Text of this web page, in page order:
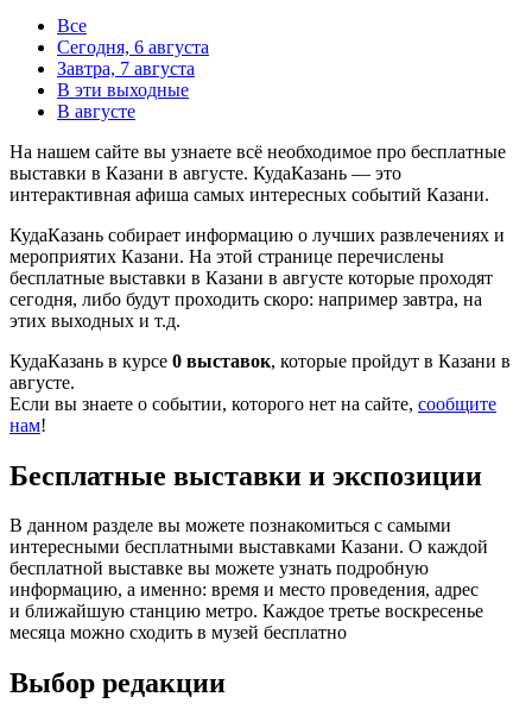
Все
Сегодня, 6 августа
Завтра, 7 августа
В эти выходные
В августе
На нашем сайте вы узнаете всё необходимое про бесплатные
выставки в Казани в августе. КудаКазань — это
интерактивная афиша самых интересных событий Казани.
КудаКазань собирает информацию о лучших развлечениях и
мероприятих Казани. На этой странице перечислены
бесплатные выставки в Казани в августе которые проходят
сегодня, либо будут проходить скоро: например завтра, на
этих выходных и т.д.
КудаКазань в курсе 0 выставок, которые пройдут в Казани в
августе.
Если вы знаете о событии, которого нет на сайте, сообщите
нам!
Бесплатные выставки и экспозиции
В данном разделе вы можете познакомиться с самыми
интересными бесплатными выставками Казани. О каждой
бесплатной выставке вы можете узнать подробную
информацию, а именно: время и место проведения, адрес
и ближайшую станцию метро. Каждое третье воскресенье
месяца можно сходить в музей бесплатно
Выбор редакции